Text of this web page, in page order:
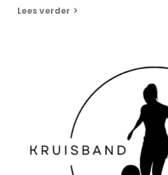
Lees verder